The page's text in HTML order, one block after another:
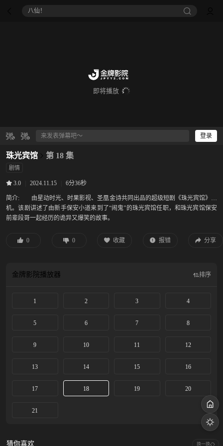
八仙！
即将播放
登录
珠光宾馆 第 18 集
剧情
3.0 2024.11.15 6分36秒
简介: 由星动时光、时果影视、圣凰金诗共同出品的超级短剧《珠光宾馆》开
机。该剧讲述了由新手保安小道来到了“闹鬼”的珠光宾馆任职，和珠光宾馆保安
前辈段哥一起经历的诡异又爆笑的故事。
0 0 收藏 报错 分享
金牌影院播放器 排序
1 2 3 4
5 6 7 8
9 10 11 12
13 14 15 16
17 18 19 20
21
猜你喜欢 换一换